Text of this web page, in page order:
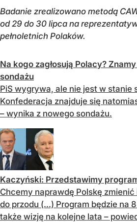
Badanie zrealizowano metodą
od 29 do 30 lipca na
pełnoletnich Polaków.
Na kogo zagłosują Polacy?
sondażu
PiS wygrywa, ale nie jest w stanie
Konfederacja znajduje się
– wynika z nowego sondażu.
Kaczyński: Przedstawimy
Chcemy naprawdę Polskę
do przodu (...) Program będzie na
także wizję na kolejne lata –